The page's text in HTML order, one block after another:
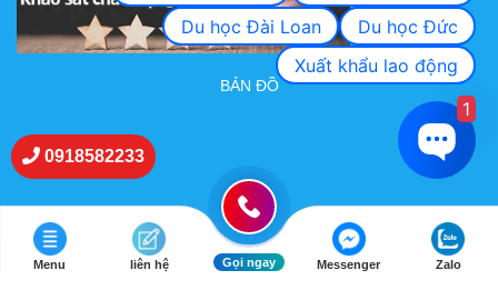
BẢN ĐỒ
0918582233
Menu liên hệ Gọi ngay Messenger Zalo
Du học Đài Loan
Du học Đức
Xuất khẩu lao động
1